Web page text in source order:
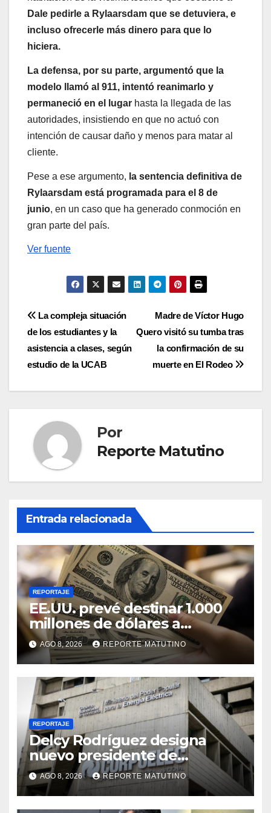
Dale pedirle a Rylaarsdam que se detuviera, e
incluso ofrecerle más dinero para que lo
hiciera.
La defensa, por su parte, argumentó que la
modelo llamó al 911, intentó reanimarlo y
permaneció en el lugar hasta la llegada de las
autoridades, insistiendo en que no actuó con
intención de causar daño y menos para matar al
cliente.
Pese a ese argumento, la sentencia definitiva de
Rylaarsdam está programada para el 8 de
junio, en un caso que ha generado conmoción en
gran parte del país.
Ver fuente
Navegación
de
entradas
Madre de Víctor Hugo
Quero visitó su tumba tras
la confirmación de su
muerte en El Rodeo
La compleja situación
de los estudiantes y la
asistencia a clases, según
estudio de la UCAB
Por
Reporte Matutino
Entrada relacionada
REPORTAJE
EE.UU. prevé destinar 1.000
millones de dólares a
Colombia para un paquete de
seguridad
AGO 8, 2026 REPORTE MATUTINO
REPORTAJE
Delcy Rodríguez designa
nuevo presidente de
Corpoelec y nuevo
viceministro de Servicios
Eléctricos
AGO 8, 2026 REPORTE MATUTINO